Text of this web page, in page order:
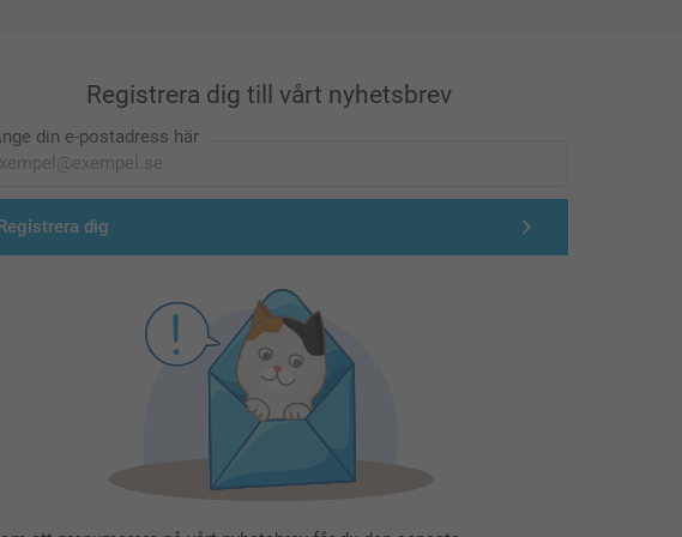
Registrera dig till vårt nyhetsbrev
din e-postadress här
dig